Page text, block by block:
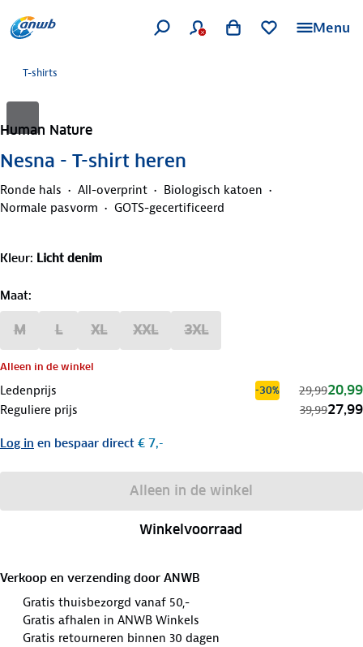
Menu
T-shirts
Human Nature
Nesna - T-shirt heren
Ronde hals All-overprint
Biologisch katoen
Normale pasvorm
GOTS-gecertificeerd
Kleur: Licht denim
Maat:
M L XL XXL 3XL
Alleen in de winkel
Ledenprijs -30% 29,9920,99
Reguliere prijs 39,9927,99
Log in en bespaar direct € 7,-
Alleen in de winkel
Winkelvoorraad
Verkoop en verzending door ANWB
Gratis thuisbezorgd vanaf 50,-
Gratis afhalen in ANWB Winkels
Gratis retourneren binnen 30 dagen